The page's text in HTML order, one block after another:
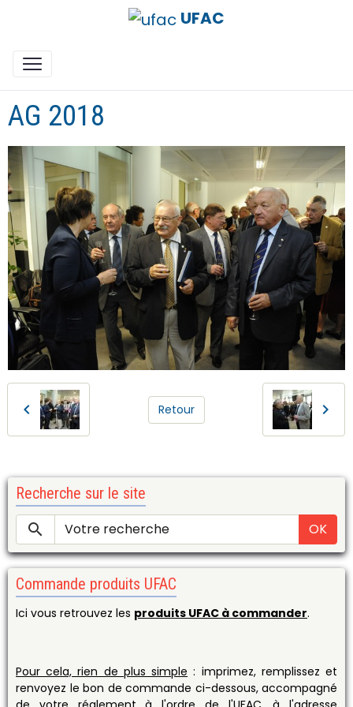
UFAC
AG 2018
Retour
Recherche sur le site
OK
Commande produits UFAC
Ici vous retrouvez les produits UFAC à commander.
Pour cela, rien de plus simple : imprimez, remplissez et
renvoyez le bon de commande ci-dessous, accompagné